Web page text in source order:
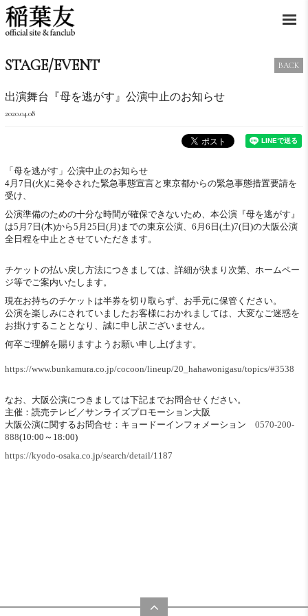
STAGE/EVENT BACK
出演舞台『母を逃がす』公演中止のお知らせ
2020.04.08
「母を逃がす」公演中止のお知らせ
4月7日(火)に発令された緊急事態宣言と東京都からの緊急事態措置要請を
受け、
公演準備のための十分な時間が確保できないため、本公演『母を逃がす』
は5月7日(木)から5月25日(月)までの東京公演、6月6日(土)7(日)の大阪公演
全日程を中止とさせていただきます。
チケットの払い戻し方法につきましては、詳細が決まり次第、ホームペー
ジ等でご案内いたします。
現在お持ちのチケットは半券を切り取らず、お手元に保管ください。
公演を楽しみにされていましたお客様におかれましては、大変なご迷惑を
お掛けすることとなり、誠に申し訳ございません。
何卒ご理解を賜りますようお願い申し上げます。
https://www.bunkamura.co.jp/cocoon/lineup/20_hahawonigasu/topics/#3538
なお、大阪公演につきましては下記までお問合せください。
主催：読売テレビ／サンライズプロモーション大阪
大阪公演に関するお問合せ：キョードーインフォメーション 0570-200-
888(10:00～18:00)
https://kyodo-osaka.co.jp/search/detail/1187